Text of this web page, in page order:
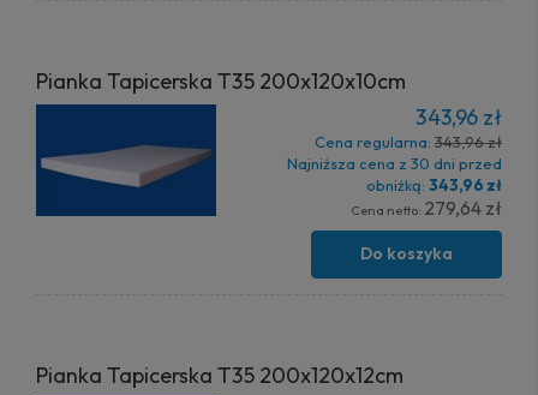
Pianka Tapicerska T35 200x120x10cm
343,96 zł
Cena regularna: 343,96 zł
Najniższa cena z 30 dni przed
obniżką: 343,96 zł
Cena netto: 279,64 zł
Do koszyka
Pianka Tapicerska T35 200x120x12cm